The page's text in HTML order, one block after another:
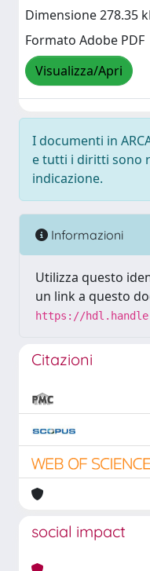
Dimensione 278.35
Formato Adobe PDF
Visualizza/Apri
I documenti in
e tutti i diritti sono
indicazione.
Informazioni
Utilizza questo
un link a questo
https://
Citazioni
social impact